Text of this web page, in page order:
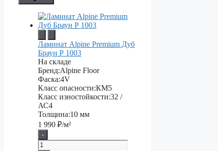
Ламинат Alpine Premium Дуб
Браун Р 1003
На складе
Бренд:Alpine Floor
Фаска:4V
Класс опасности:КМ5
Класс изностойкости:32 /
АС4
Толщина:10 мм
1 990 ₽/м²
-